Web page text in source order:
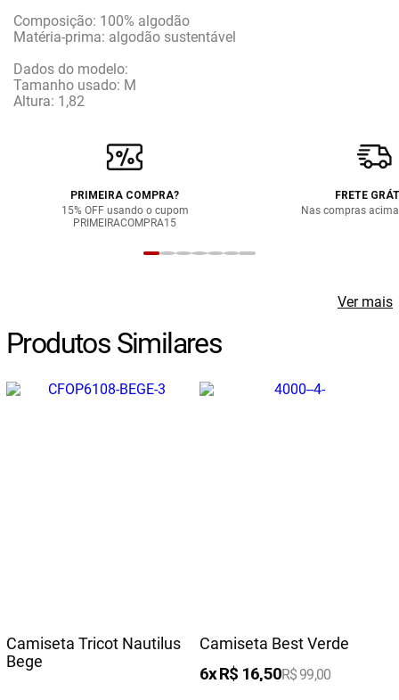
Composição: 100% algodão
Matéria-prima: algodão sustentável
Dados do modelo:
Tamanho usado: M
Altura: 1,82
PRIMEIRA COMPRA?
15% OFF usando o cupom
PRIMEIRACOMPRA15
FRETE
Nas compras
Produtos Similares
Camiseta Tricot Nautilus
Bege
Camiseta Best Verde
6 R$ 16,50R$ 99,00
Ver mais